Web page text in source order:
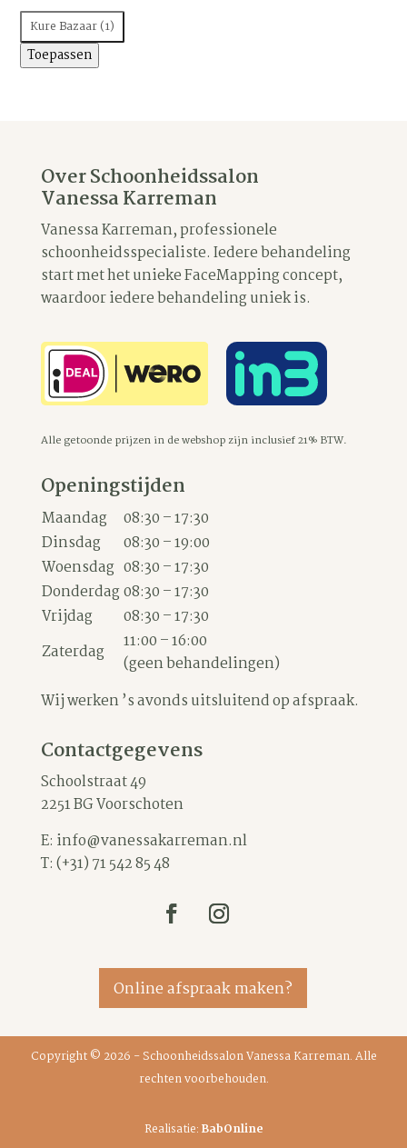
Categorie
Kure Bazaar(1)
Toepassen
Over Schoonheidssalon
Vanessa Karreman
Vanessa Karreman, professionele
schoonheidsspecialiste. Iedere behandeling
start met het unieke FaceMapping concept,
waardoor iedere behandeling uniek is.
Alle getoonde prijzen in de webshop zijn inclusief 21% BTW.
Openingstijden
Maandag
08:30 – 17:30
Dinsdag
08:30 – 19:00
Woensdag 08:30 – 17:30
Donderdag08:30 – 17:30
Vrijdag
08:30 – 17:30
Zaterdag
11:00 – 16:00
(geen behandelingen)
Wij werken ’s avonds uitsluitend op afspraak.
Contactgegevens
Schoolstraat 49
2251 BG Voorschoten
E: info@vanessakarreman.nl
T: (+31) 71 542 85 48
Online afspraak maken?
Copyright © 2026 - Schoonheidssalon Vanessa Karreman. Alle
rechten voorbehouden.
Realisatie:BabOnline